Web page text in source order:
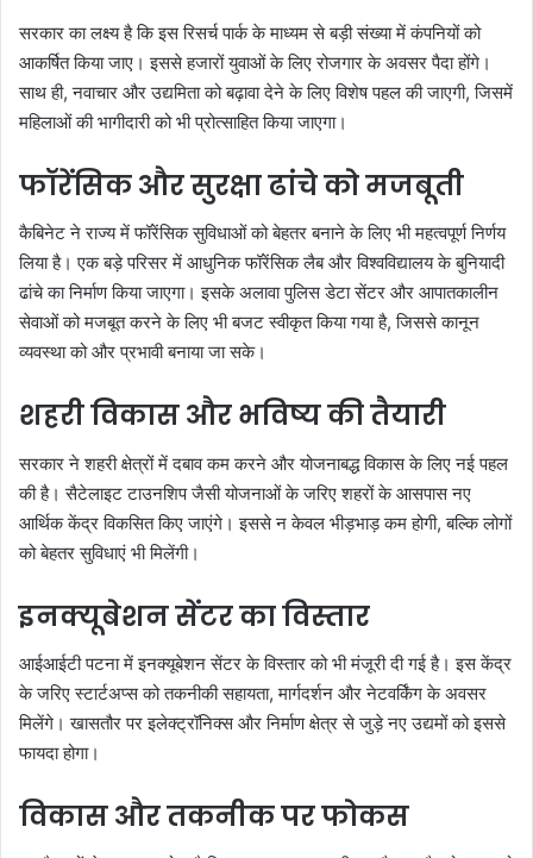
सरकार का लक्ष्य है कि इस रिसर्च पार्क के माध्यम से बड़ी संख्या में कंपनियों को
आकर्षित किया जाए। इससे हजारों युवाओं के लिए रोजगार के अवसर पैदा होंगे।
साथ ही, नवाचार और उद्यमिता को बढ़ावा देने के लिए विशेष पहल की जाएगी, जिसमें
महिलाओं की भागीदारी को भी प्रोत्साहित किया जाएगा।
फॉरेंसिक और सुरक्षा ढांचे को मजबूती
कैबिनेट ने राज्य में फॉरेंसिक सुविधाओं को बेहतर बनाने के लिए भी महत्वपूर्ण निर्णय
लिया है। एक बड़े परिसर में आधुनिक फॉरेंसिक लैब और विश्वविद्यालय के बुनियादी
ढांचे का निर्माण किया जाएगा। इसके अलावा पुलिस डेटा सेंटर और आपातकालीन
सेवाओं को मजबूत करने के लिए भी बजट स्वीकृत किया गया है, जिससे कानून
व्यवस्था को और प्रभावी बनाया जा सके।
शहरी विकास और भविष्य की तैयारी
सरकार ने शहरी क्षेत्रों में दबाव कम करने और योजनाबद्ध विकास के लिए नई पहल
की है। सैटेलाइट टाउनशिप जैसी योजनाओं के जरिए शहरों के आसपास नए
आर्थिक केंद्र विकसित किए जाएंगे। इससे न केवल भीड़भाड़ कम होगी, बल्कि लोगों
को बेहतर सुविधाएं भी मिलेंगी।
इनक्यूबेशन सेंटर का विस्तार
आईआईटी पटना में इनक्यूबेशन सेंटर के विस्तार को भी मंजूरी दी गई है। इस केंद्र
के जरिए स्टार्टअप्स को तकनीकी सहायता, मार्गदर्शन और नेटवर्किंग के अवसर
मिलेंगे। खासतौर पर इलेक्ट्रॉनिक्स और निर्माण क्षेत्र से जुड़े नए उद्यमों को इससे
फायदा होगा।
विकास और तकनीक पर फोकस